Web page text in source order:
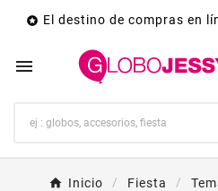
 El destino de compras en

Inicio Fiesta